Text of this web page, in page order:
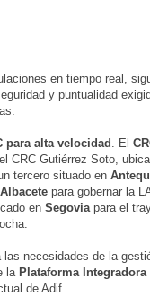
en tiempo real,
y puntualidad
para alta velocidad . El
CRC Gutiérrez Soto,
tercero situado en
Albacete para gobernar la
en Segovia para el
necesidades de la
la Plataforma
de Adif.